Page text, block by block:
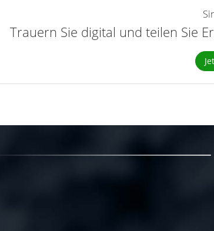
Trauern Sie digital und teilen Sie